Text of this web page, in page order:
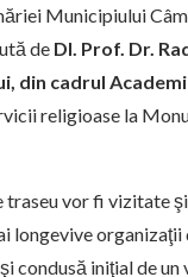
Municipiului
de Dl. Prof. Dr.
din cadrul
religioase la
traseu vor fi vizitate
longevive
condusă iniţial de